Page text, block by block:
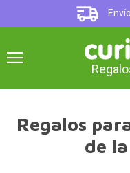
Regalos
de